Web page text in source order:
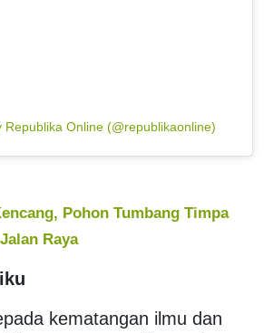
Republika Online (@republikaonline)
Pohon Tumbang Timpa
Raya
kematangan ilmu dan